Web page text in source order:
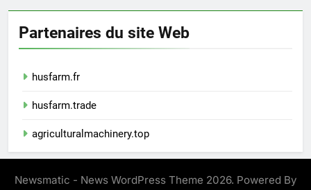
Partenaires du site Web
husfarm.fr
husfarm.trade
agriculturalmachinery.top
Newsmatic - News WordPress Theme 2026. Powered By